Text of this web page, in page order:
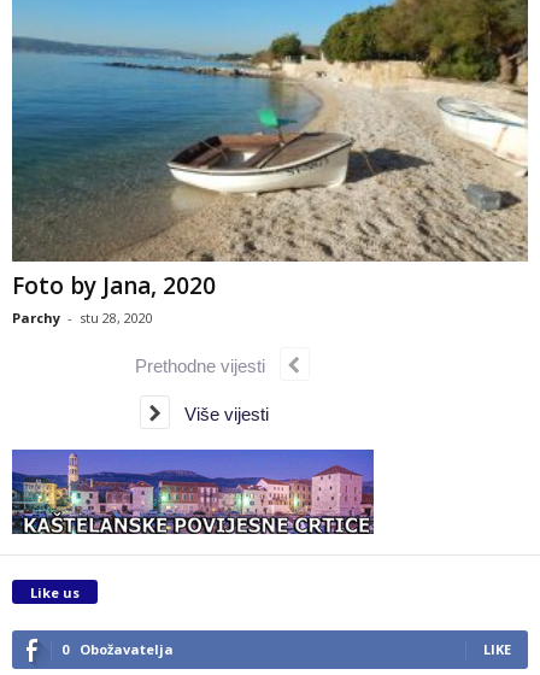
Foto by Jana, 2020
Parchy - stu 28, 2020
Prethodne vijesti
Više vijesti
Like us
0 Obožavatelja LIKE